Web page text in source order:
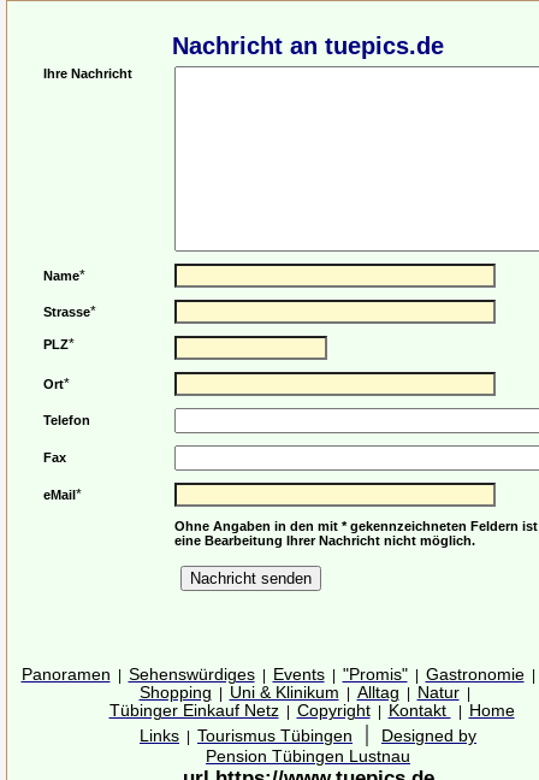
Nachricht an tuepics.de
Ihre Nachricht
Name*
Strasse*
PLZ*
Ort*
Telefon
Fax
eMail*
Ohne Angaben in den mit * gekennzeichneten Feldern
eine Bearbeitung Ihrer Nachricht nicht möglich.
Panoramen Sehenswürdiges| Events| "Promis"| Gastronomie
Shopping Uni & Klinikum Alltag Natur|
Tübinger Einkauf Netz| Copyright| Kontakt
Home
Links
Tourismus Tübingen |
Designed by
Pension Tübingen Lustnau